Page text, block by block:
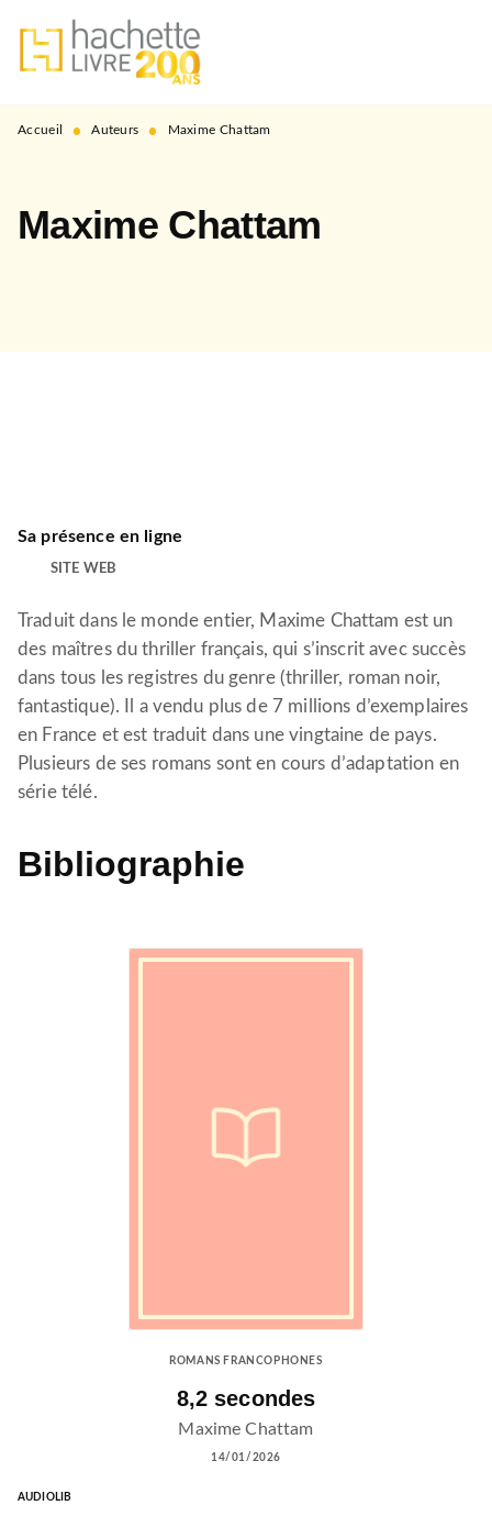
MENU RECHERCHE
PIED DE PAGE
Accueil • Auteurs • Maxime Chattam
Maxime Chattam
Traduit dans le monde entier, Maxime Chattam est un
des maîtres du thriller français, qui s’inscrit avec succès
dans tous les registres du genre (thriller, roman noir,
fantastique). Il a vendu plus de 7 millions d’exemplaires
en France et est traduit dans une vingtaine de pays.
Plusieurs de ses romans sont en cours d’adaptation en
série télé.
Sa présence en ligne
SITE WEB
Bibliographie
ROMANS FRANCOPHONES
8,2 secondes
Maxime Chattam
14/01/2026
AUDIOLIB